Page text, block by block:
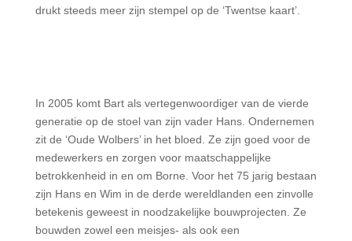
drukt steeds meer zijn stempel op de ‘Twentse kaart’.
In 2005 komt Bart als vertegenwoordiger van de vierde
generatie op de stoel van zijn vader Hans. Ondernemen
zit de ‘Oude Wolbers’ in het bloed. Ze zijn goed voor de
medewerkers en zorgen voor maatschappelijke
betrokkenheid in en om Borne. Voor het 75 jarig bestaan
zijn Hans en Wim in de derde wereldlanden een zinvolle
betekenis geweest in noodzakelijke bouwprojecten. Ze
bouwden zowel een meisjes- als ook een